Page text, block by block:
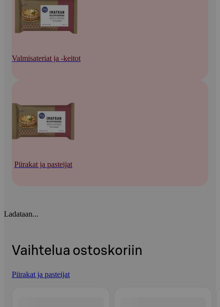
Valmisateriat ja -keitot
Piirakat ja pasteijat
Ladataan...
Vaihtelua ostoskoriin
Piirakat ja pasteijat